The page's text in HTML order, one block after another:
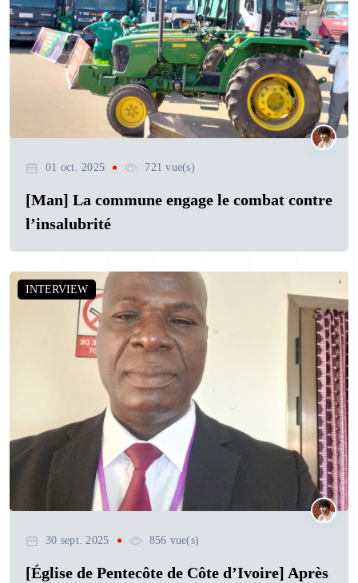
01 oct. 2025 721 vue(s)
[Man] La commune engage le combat contre
l’insalubrité
INTERVIEW
30 sept. 2025 856 vue(s)
[Église de Pentecôte de Côte d’Ivoire] Après